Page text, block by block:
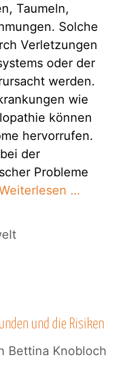
Taumeln,
Solche
Verletzungen
oder der
werden.
wie
können
hervorrufen.
der
Probleme
…
und die Risiken
Bettina Knobloch